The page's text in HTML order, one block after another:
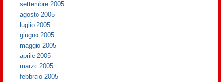
settembre 2005
agosto 2005
luglio 2005
giugno 2005
maggio 2005
aprile 2005
marzo 2005
febbraio 2005